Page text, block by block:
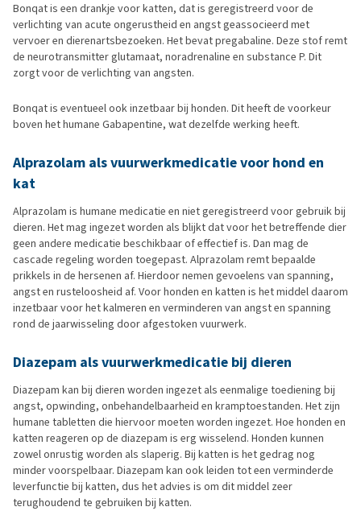
Bonqat is een drankje voor katten, dat is geregistreerd voor de
verlichting van acute ongerustheid en angst geassocieerd met
vervoer en dierenartsbezoeken. Het bevat pregabaline. Deze stof remt
de neurotransmitter glutamaat, noradrenaline en substance P. Dit
zorgt voor de verlichting van angsten.
Bonqat is eventueel ook inzetbaar bij honden. Dit heeft de voorkeur
boven het humane Gabapentine, wat dezelfde werking heeft.
Alprazolam als vuurwerkmedicatie voor hond en
kat
Alprazolam is humane medicatie en niet geregistreerd voor gebruik bij
dieren. Het mag ingezet worden als blijkt dat voor het betreffende dier
geen andere medicatie beschikbaar of effectief is. Dan mag de
cascade regeling worden toegepast. Alprazolam remt bepaalde
prikkels in de hersenen af. Hierdoor nemen gevoelens van spanning,
angst en rusteloosheid af. Voor honden en katten is het middel daarom
inzetbaar voor het kalmeren en verminderen van angst en spanning
rond de jaarwisseling door afgestoken vuurwerk.
Diazepam als vuurwerkmedicatie bij dieren
Diazepam kan bij dieren worden ingezet als eenmalige toediening bij
angst, opwinding, onbehandelbaarheid en kramptoestanden. Het zijn
humane tabletten die hiervoor moeten worden ingezet. Hoe honden en
katten reageren op de diazepam is erg wisselend. Honden kunnen
zowel onrustig worden als slaperig. Bij katten is het gedrag nog
minder voorspelbaar. Diazepam kan ook leiden tot een verminderde
leverfunctie bij katten, dus het advies is om dit middel zeer
terughoudend te gebruiken bij katten.